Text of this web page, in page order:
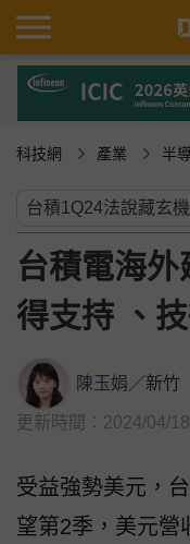
科技網 產業 半
台積電海
得支持 、
陳玉娟／新竹
更新時間：2024/04/
受益強勢美元，
望第2季，美元營